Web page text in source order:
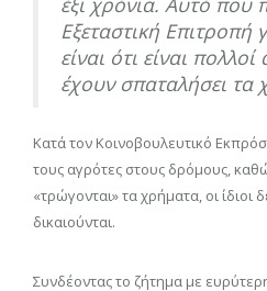
Εξεταστική
είναι ότι είναι
έχουν σπαταλήσει τα
Κατά τον Κοινοβουλευτικό
τους αγρότες στους δρόμους,
«τρώγονται» τα χρήματα, οι
δικαιούνται.
Συνδέοντας το ζήτημα με